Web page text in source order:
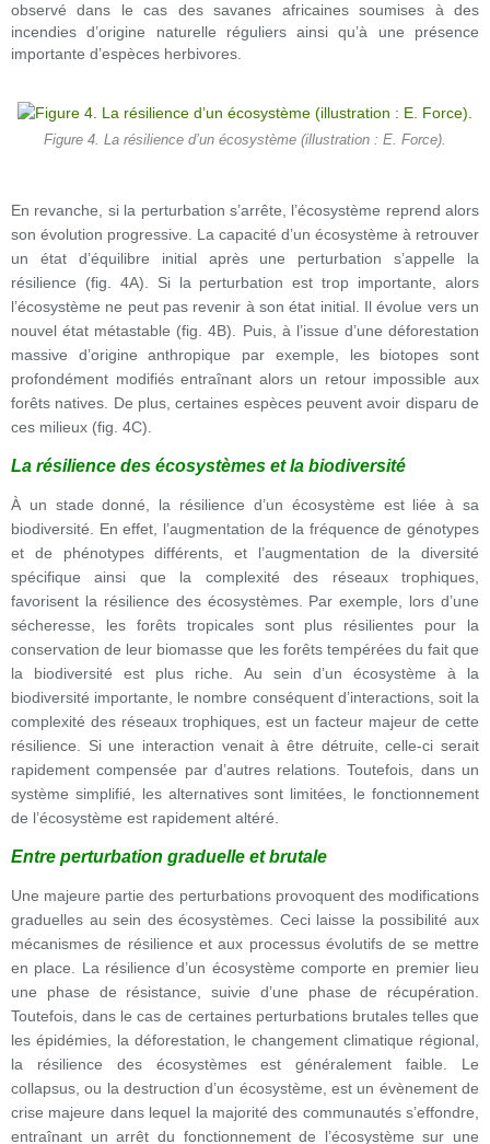
observé dans le cas des savanes africaines soumises à des
incendies d’origine naturelle réguliers ainsi qu’à une présence
importante d’espèces herbivores.
Figure 4. La résilience d’un écosystème (illustration : E. Force).
En revanche, si la perturbation s’arrête, l’écosystème reprend alors
son évolution progressive. La capacité d’un écosystème à retrouver
un état d’équilibre initial après une perturbation s’appelle la
résilience (fig. 4A). Si la perturbation est trop importante, alors
l’écosystème ne peut pas revenir à son état initial. Il évolue vers un
nouvel état métastable (fig. 4B). Puis, à l’issue d’une déforestation
massive d’origine anthropique par exemple, les biotopes sont
profondément modifiés entraînant alors un retour impossible aux
forêts natives. De plus, certaines espèces peuvent avoir disparu de
ces milieux (fig. 4C).
La résilience des écosystèmes et la biodiversité
À un stade donné, la résilience d’un écosystème est liée à sa
biodiversité. En effet, l’augmentation de la fréquence de génotypes
et de phénotypes différents, et l’augmentation de la diversité
spécifique ainsi que la complexité des réseaux trophiques,
favorisent la résilience des écosystèmes. Par exemple, lors d’une
sécheresse, les forêts tropicales sont plus résilientes pour la
conservation de leur biomasse que les forêts tempérées du fait que
la biodiversité est plus riche . Au sein d’un écosystème à la
biodiversité importante, le nombre conséquent d’interactions, soit la
complexité des réseaux trophiques, est un facteur majeur de cette
résilience. Si une interaction venait à être détruite, celle-ci serait
rapidement compensée par d’autres relations. Toutefois, dans un
système simplifié, les alternatives sont limitées, le fonctionnement
de l’écosystème est rapidement altéré.
Entre perturbation graduelle et brutale
Une majeure partie des perturbations provoquent des modifications
graduelles au sein des écosystèmes. Ceci laisse la possibilité aux
mécanismes de résilience et aux processus évolutifs de se mettre
en place. La résilience d’un écosystème comporte en premier lieu
une phase de résistance, suivie d’une phase de récupération.
Toutefois, dans le cas de certaines perturbations brutales telles que
les épidémies, la déforestation, le changement climatique régional,
la résilience des écosystèmes est généralement faible. Le
collapsus, ou la destruction d’un écosystème, est un évènement de
crise majeure dans lequel la majorité des communautés s’effondre,
entraînant un arrêt du fonctionnement de l’écosystème sur une